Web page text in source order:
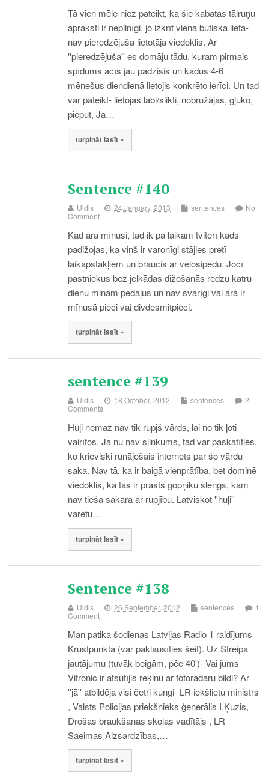
Tā vien mēle niez pateikt, ka šie kabatas tālruņu
apraksti ir nepilnīgi, jo izkrīt viena būtiska lieta-
nav pieredzējuša lietotāja viedoklis. Ar
''pieredzējuša'' es domāju tādu, kuram pirmais
spīdums acīs jau padzisis un kādus 4-6
mēnešus diendienā lietojis konkrēto ierīci. Un tad
var pateikt- lietojas labi/slikti, nobružājas, gļuko,
pieput, Ja…
turpināt lasīt »
Sentence #140
Uldis 24.January, 2013 sentences
No
Comment
Kad ārā mīnusi, tad ik pa laikam tviterī kāds
padižojas, ka viņš ir varonīgi stājies pretī
laikapstākļiem un braucis ar velosipēdu. Jocī
pastniekus bez jelkādas dižošanās redzu katru
dienu minam pedāļus un nav svarīgi vai ārā ir
mīnusā pieci vai divdesmitpieci.
turpināt lasīt »
sentence #139
Uldis 18.October, 2012 sentences
2
Comments
Huļi nemaz nav tik rupjš vārds, lai no tik ļoti
vairītos. Ja nu nav slinkums, tad var paskatīties,
ko krieviski runājošais internets par šo vārdu
saka. Nav tā, ka ir baigā vienprātība, bet dominē
viedoklis, ka tas ir prasts gopņiku slengs, kam
nav tieša sakara ar rupjību. Latviskot ''huļi''
varētu…
turpināt lasīt »
Sentence #138
Uldis 26.September, 2012 sentences
1
Comment
Man patika šodienas Latvijas Radio 1 raidījums
Krustpunktā (var paklausīties šeit). Uz Streipa
jautājumu (tuvāk beigām, pēc 40')- Vai jums
Vitronic ir atsūtījis rēķinu ar fotoradaru bildi? Ar
''jā'' atbildēja visi četri kungi- LR iekšlietu ministrs
, Valsts Policijas priekšnieks ģenerālis I.Ķuzis,
Drošas braukšanas skolas vadītājs , LR
Saeimas Aizsardzības,…
turpināt lasīt »